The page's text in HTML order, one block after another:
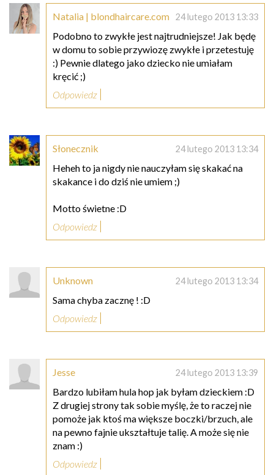
Natalia | blondhaircare.com 24 lutego 2013 13:33
Podobno to zwykłe jest najtrudniejsze! Jak będę
w domu to sobie przywiozę zwykłe i przetestuję
:) Pewnie dlatego jako dziecko nie umiałam
kręcić ;)
Odpowiedz
Słonecznik 24 lutego 2013 13:34
Heheh to ja nigdy nie nauczyłam się skakać na
skakance i do dziś nie umiem ;)
Motto świetne :D
Odpowiedz
Unknown 24 lutego 2013 13:34
Sama chyba zacznę ! :D
Odpowiedz
Jesse 24 lutego 2013 13:39
Bardzo lubiłam hula hop jak byłam dzieckiem :D
Z drugiej strony tak sobie myślę, że to raczej nie
pomoże jak ktoś ma większe boczki/brzuch, ale
na pewno fajnie ukształtuje talię. A może się nie
znam :)
Odpowiedz